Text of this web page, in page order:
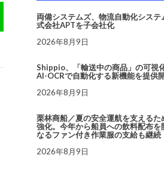
両備システムズ、物流自動化システ
式会社APTを子会社化
2026年8月9日
Shippio、「輸送中の商品」の可視
AI-OCRで自動化する新機能を提供
2026年8月9日
栗林商船／夏の安全運航を支えるた
強化。今年から船員への飲料配布を
なるファン付き作業服の支給も継続
2026年8月9日